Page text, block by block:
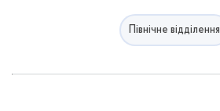
Північне відділення